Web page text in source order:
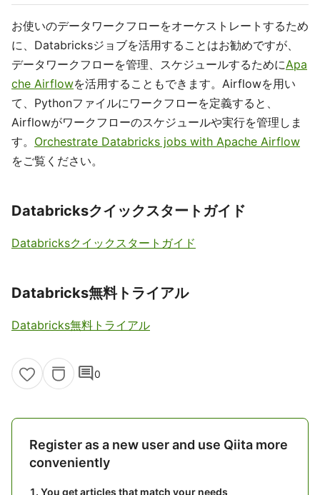
お使いのデータワークフローをオーケストレートするため
に、Databricksジョブを活用することはお勧めですが、
データワークフローを管理、スケジュールするためにApa
che Airflowを活用することもできます。Airflowを用い
て、Pythonファイルにワークフローを定義すると、
Airflowがワークフローのスケジュールや実行を管理しま
す。 Orchestrate Databricks jobs with Apache Airflow
をご覧ください。
Databricksクイックスタートガイド
Databricksクイックスタートガイド
Databricks無料トライアル
Databricks無料トライアル
comment0
Register as a new user and use Qiita more
conveniently
You get articles that match your needs